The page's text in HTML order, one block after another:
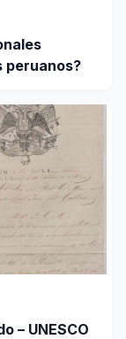
peruanos?
– UNESCO